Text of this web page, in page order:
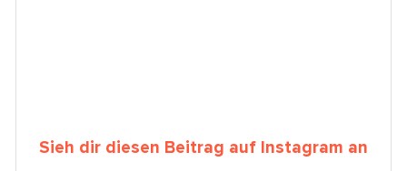
Sieh dir diesen Beitrag auf Instagram an